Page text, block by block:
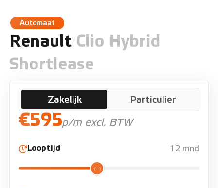
Automaat
Renault Clio Hybrid
Shortlease
Zakelijk Particulier
€595p/m excl. BTW
Looptijd 12 mnd